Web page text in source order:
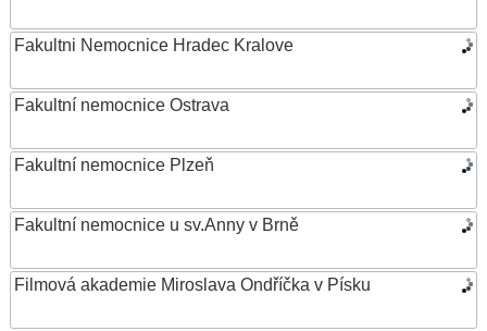
Fakultni Nemocnice Hradec Kralove
Fakultní nemocnice Ostrava
Fakultní nemocnice Plzeň
Fakultní nemocnice u sv.Anny v Brně
Filmová akademie Miroslava Ondříčka v Písku